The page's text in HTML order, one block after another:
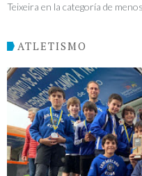
Teixeira en la categoría de
ATLETISMO